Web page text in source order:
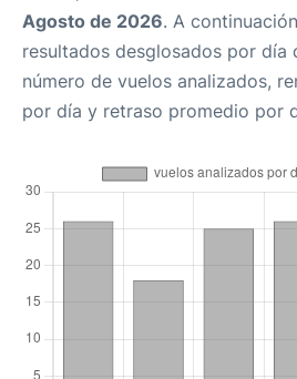
Agosto de 2026. A
resultados desglosados por día
número de vuelos analizados,
por día y retraso promedio por